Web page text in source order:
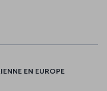
EN EUROPE